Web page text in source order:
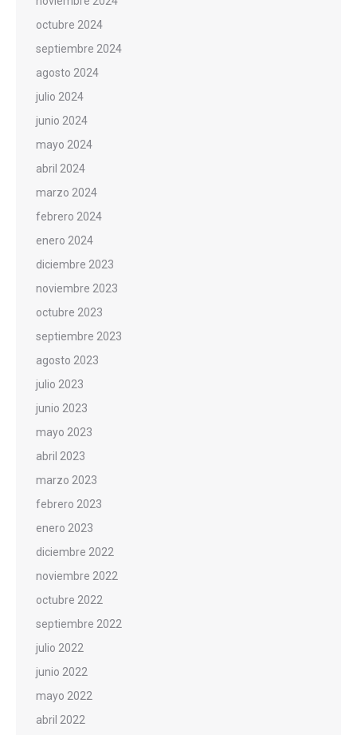
octubre 2024
septiembre 2024
agosto 2024
julio 2024
junio 2024
mayo 2024
abril 2024
marzo 2024
febrero 2024
enero 2024
diciembre 2023
noviembre 2023
octubre 2023
septiembre 2023
agosto 2023
julio 2023
junio 2023
mayo 2023
abril 2023
marzo 2023
febrero 2023
enero 2023
diciembre 2022
noviembre 2022
octubre 2022
septiembre 2022
julio 2022
junio 2022
mayo 2022
abril 2022